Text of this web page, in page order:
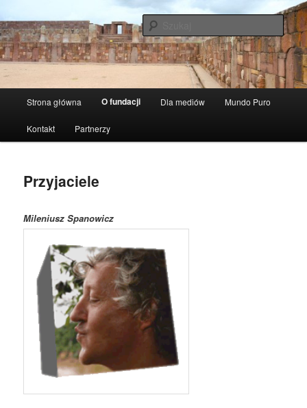
do
tekstu
Mundo Humano
Strona główna O fundacji Dla mediów Mundo Puro
Kontakt Partnerzy
Przyjaciele
Mileniusz Spanowicz